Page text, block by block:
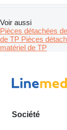
Voir aussi
Pièces détachées
de TP Pièces
matériel de TP
Société